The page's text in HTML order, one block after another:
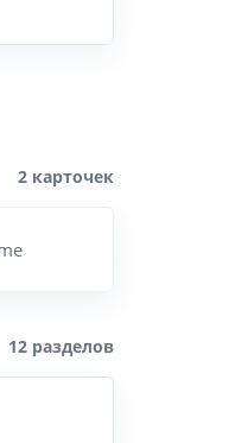
2 карточек
12 разделов